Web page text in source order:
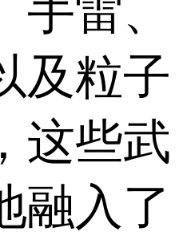
雷、
及粒子
这些武
融入了